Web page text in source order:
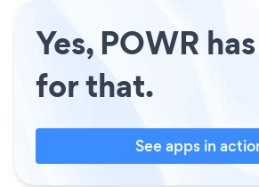
Yes, POWR
for that.
See apps in